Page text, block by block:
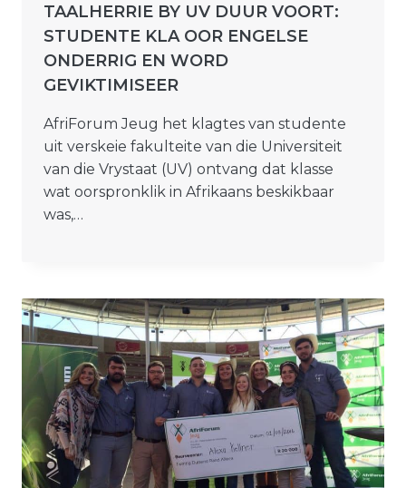
TAALHERRIE BY UV DUUR VOORT:
STUDENTE KLA OOR ENGELSE
ONDERRIG EN WORD
GEVIKTIMISEER
AfriForum Jeug het klagtes van studente
uit verskeie fakulteite van die Universiteit
van die Vrystaat (UV) ontvang dat klasse
wat oorspronklik in Afrikaans beskikbaar
was,…